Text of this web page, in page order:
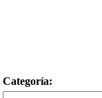
Categoría: